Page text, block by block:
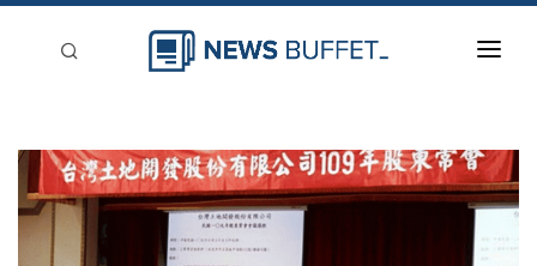
新聞稿分類
登入
刊登